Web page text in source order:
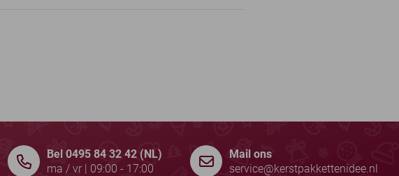
Bel 0495 84 32 42 (NL)
ma / vr | 09:00 - 17:00
Mail ons
service@kerstpakkettenidee.nl